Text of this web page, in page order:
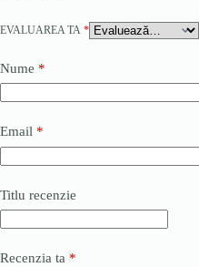
EVALUAREA TA *
Nume *
Email *
Titlu recenzie
Recenzia ta *